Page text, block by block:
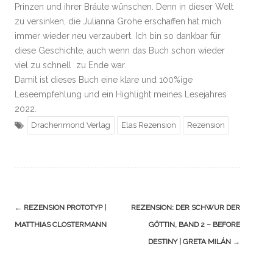
Prinzen und ihrer Bräute wünschen. Denn in dieser Welt
zu versinken, die Julianna Grohe erschaffen hat mich
immer wieder neu verzaubert. Ich bin so dankbar für
diese Geschichte, auch wenn das Buch schon wieder
viel zu schnell zu Ende war.
Damit ist dieses Buch eine klare und 100%ige
Leseempfehlung und ein Highlight meines Lesejahres
2022.
Drachenmond Verlag Elas Rezension Rezension
Navigation
(Beiträge)
← REZENSION PROTOTYP |
MATTHIAS CLOSTERMANN
REZENSION: DER SCHWUR DER
GÖTTIN, BAND 2 – BEFORE
DESTINY | GRETA MILÁN →